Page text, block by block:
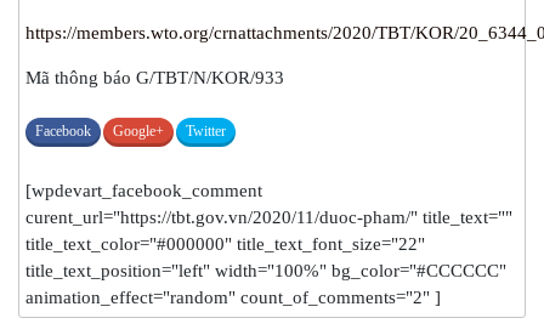
https://members.wto.org/crnattachments/2020/TBT/KOR/
Mã thông báo G/TBT/N/KOR/933
Facebook Google+ Twitter
[wpdevart_facebook_comment
curent_url="https://tbt.gov.vn/2020/11/duoc-pham/" title_text=""
title_text_color="#000000" title_text_font_size="22"
title_text_position="left" width="100%" bg_color="#CCCCCC"
animation_effect="random" count_of_comments="2" ]